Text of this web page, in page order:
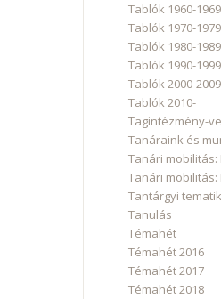
Tablók 1960-1969
Tablók 1970-1979
Tablók 1980-1989
Tablók 1990-1999
Tablók 2000-2009
Tablók 2010-
Tagintézmény-
Tanáraink és
Tanári mobilitás:
Tanári
Tantárgyi
Tanulás
Témahét
Témahét 2016
Témahét 2017
Témahét 2018